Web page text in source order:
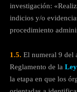
investigación:
indicios y/o
procedimiento
1.5. El numeral 9 del
Reglamento de la
la etapa en que los